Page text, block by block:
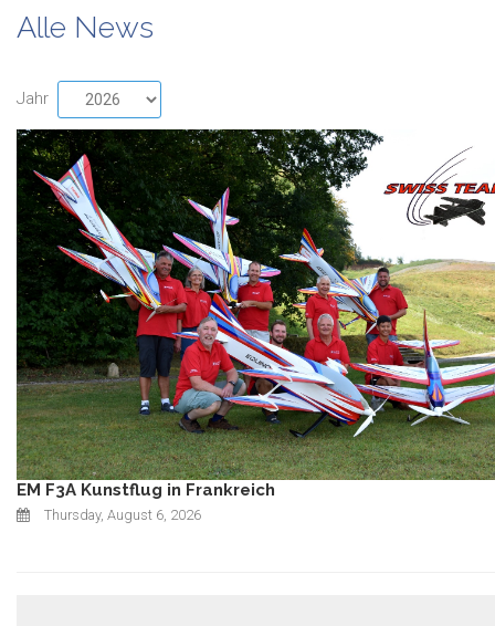
Alle News
Jahr
EM F3A Kunstflug in Frankreich
Thursday, August 6, 2026